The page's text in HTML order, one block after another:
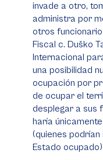
invade a otro,
administra por
otros
Fiscal c. Duško
Internacional
una posibilidad
ocupación por
de ocupar el
desplegar a sus
haría
(quienes
Estado ocupado).